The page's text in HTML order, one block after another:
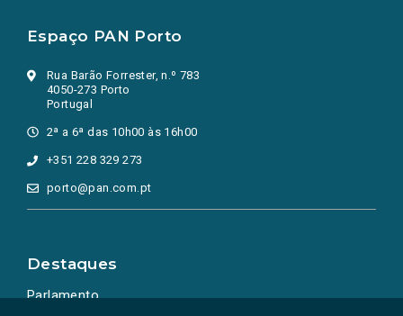
Espaço PAN Porto
Rua Barão Forrester, n.º 783
4050-273 Porto
Portugal
2ª a 6ª das 10h00 às 16h00
+351 228 329 273
porto@pan.com.pt
Destaques
Parlamento